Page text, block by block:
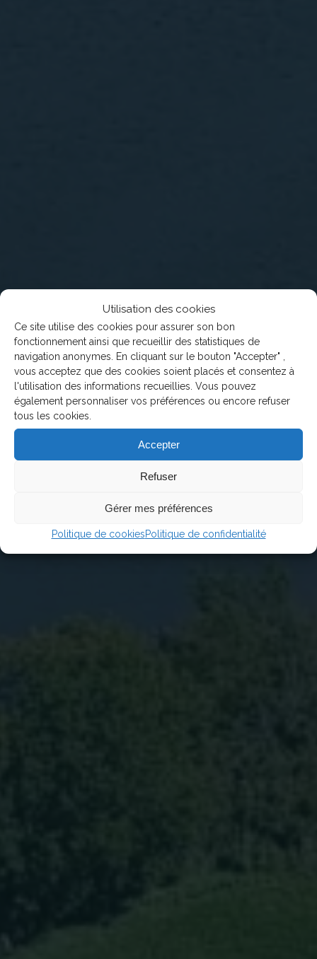
Utilisation des cookies
Ce site utilise des cookies pour assurer son bon
fonctionnement ainsi que recueillir des statistiques de
navigation anonymes. En cliquant sur le bouton "Accepter" ,
vous acceptez que des cookies soient placés et consentez à
l'utilisation des informations recueillies. Vous pouvez
également personnaliser vos préférences ou encore refuser
tous les cookies.
Accepter
Refuser
Gérer mes préférences
Politique de cookiesPolitique de confidentialité